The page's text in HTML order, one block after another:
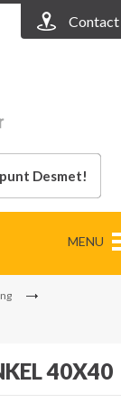
Contact
Desmet!
MENU
40X40